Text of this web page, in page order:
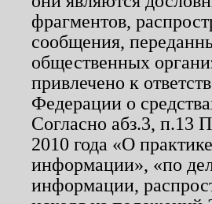
фрагментов,
сообщения,
общественных
привлечено к
Федерации о
Согласно абз.3, п.13
2010 года «О
информации», «по
информации,